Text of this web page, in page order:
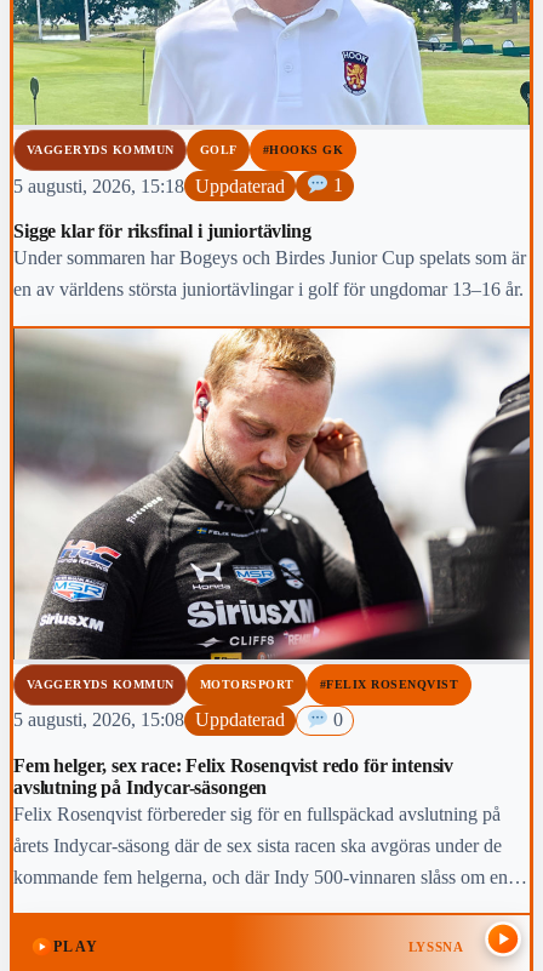
VAGGERYDS KOMMUN GOLF #HOOKS GK
5 augusti, 2026, 15:18 Uppdaterad 1
Sigge klar för riksfinal i juniortävling
Under sommaren har Bogeys och Birdes Junior Cup spelats som är
en av världens största juniortävlingar i golf för ungdomar 13–16 år.
VAGGERYDS KOMMUN MOTORSPORT #FELIX ROSENQVIST
5 augusti, 2026, 15:08 Uppdaterad 0
Fem helger, sex race: Felix Rosenqvist redo för intensiv
avslutning på Indycar-säsongen
Felix Rosenqvist förbereder sig för en fullspäckad avslutning på
årets Indycar-säsong där de sex sista racen ska avgöras under de
kommande fem helgerna, och där Indy 500-vinnaren slåss om en
topp-fem-placering i den slutliga mästerskapstabellen.
PLAY LYSSNA